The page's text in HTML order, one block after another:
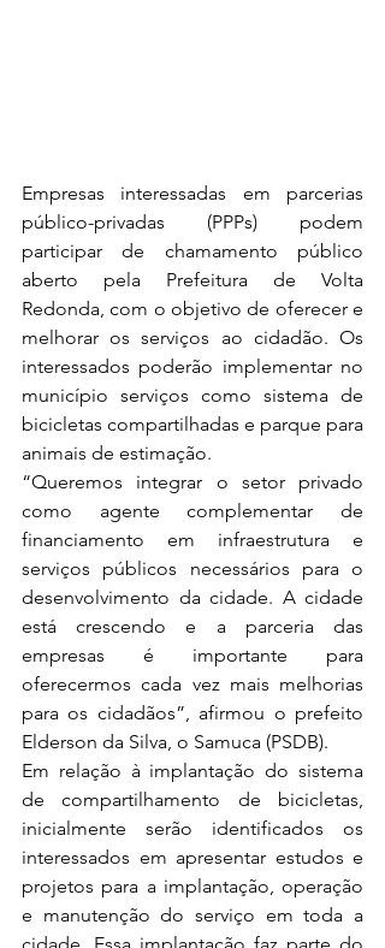
Empresas interessadas em parcerias
público-privadas (PPPs) podem
participar de chamamento público
aberto pela Prefeitura de Volta
Redonda, com o objetivo de oferecer e
melhorar os serviços ao cidadão. Os
interessados poderão implementar no
município serviços como sistema de
bicicletas compartilhadas e parque para
animais de estimação.
“Queremos integrar o setor privado
como agente complementar de
financiamento em infraestrutura e
serviços públicos necessários para o
desenvolvimento da cidade. A cidade
está crescendo e a parceria das
empresas é importante para
oferecermos cada vez mais melhorias
para os cidadãos”, afirmou o prefeito
Elderson da Silva, o Samuca (PSDB).
Em relação à implantação do sistema
de compartilhamento de bicicletas,
inicialmente serão identificados os
interessados em apresentar estudos e
projetos para a implantação, operação
e manutenção do serviço em toda a